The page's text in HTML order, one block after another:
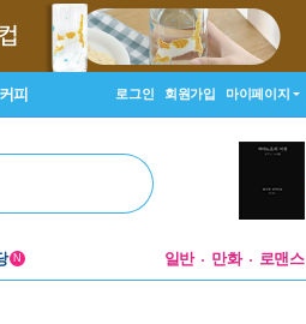
커피 로그인 회원가입 마이페이지
N 일반 만화 로맨스